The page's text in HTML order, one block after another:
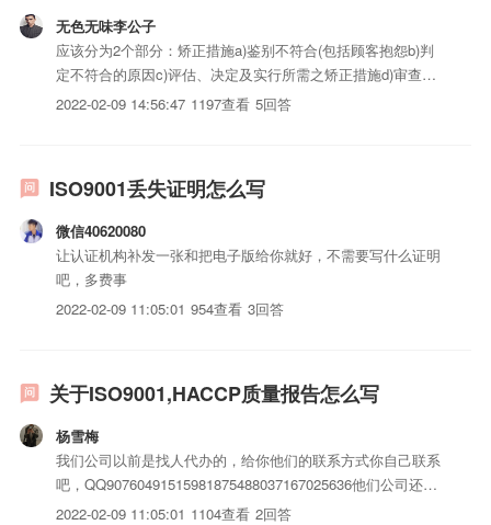
无色无味李公子
应该分为2个部分：矫正措施a)鉴别不符合(包括顾客抱怨b)判
定不符合的原因c)评估、决定及实行所需之矫正措施d)审查所
采取措施的有效性，并送交管理审查预防措施-决定潜在不符
2022-02-09 14:56:47 1197查看 5回答
ISO9001丢失证明怎么写
微信40620080
让认证机构补发一张和把电子版给你就好，不需要写什么证明
吧，多费事
2022-02-09 11:05:01 954查看 3回答
关于ISO9001,HACCP质量报告怎么写
杨雪梅
我们公司以前是找人代办的，给你他们的联系方式你自己联系
吧，QQ90760491515981875488037167025636他们公司还可
以做QS,生产许可证，CCC认证等，还有HACCP食品认证，
2022-02-09 11:05:01 1104查看 2回答